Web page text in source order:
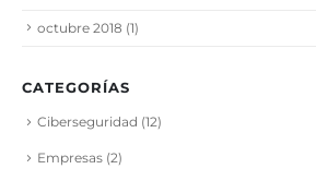
octubre 2018 (1)
CATEGORÍAS
Ciberseguridad (12)
Empresas (2)